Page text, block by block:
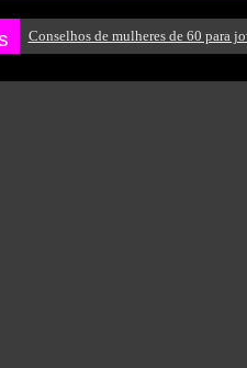
Conselhos de mulheres de 60 para